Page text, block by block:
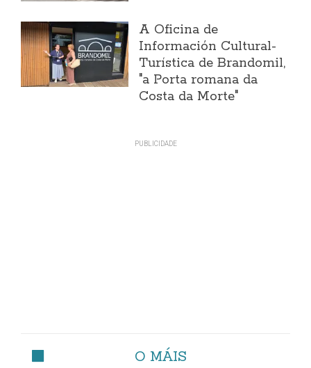
A Oficina de
Información Cultural-
Turística de Brandomil,
"a Porta romana da
Costa da Morte"
O MÁIS